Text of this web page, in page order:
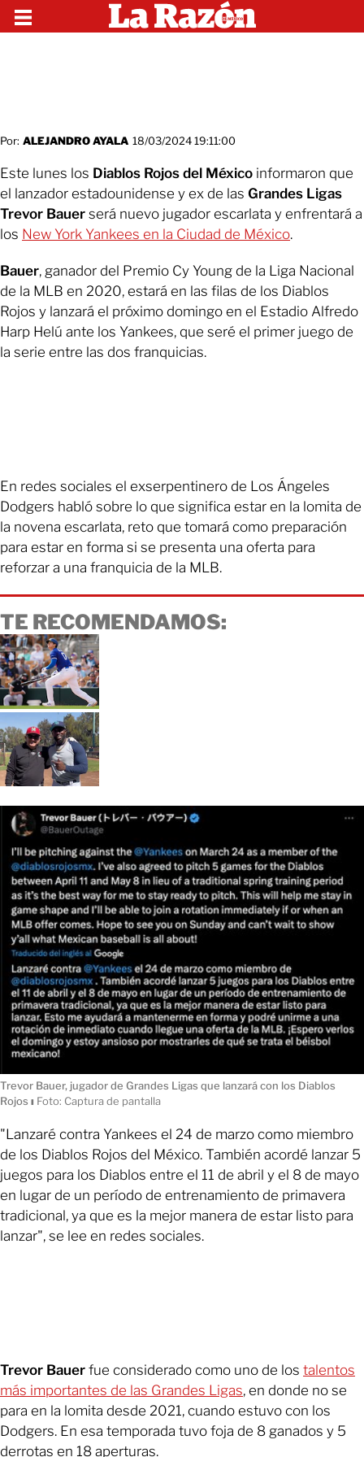
Por: ALEJANDRO AYALA 18/03/2024 19:11:00
Este lunes los Diablos Rojos del México informaron que
el lanzador estadounidense y ex de las Grandes Ligas
Trevor Bauer será nuevo jugador escarlata y enfrentará a
los New York Yankees en la Ciudad de México.
Bauer, ganador del Premio Cy Young de la Liga Nacional
de la MLB en 2020, estará en las filas de los Diablos
Rojos y lanzará el próximo domingo en el Estadio Alfredo
Harp Helú ante los Yankees, que seré el primer juego de
la serie entre las dos franquicias.
En redes sociales el exserpentinero de Los Ángeles
Dodgers habló sobre lo que significa estar en la lomita de
la novena escarlata, reto que tomará como preparación
para estar en forma si se presenta una oferta para
reforzar a una franquicia de la MLB.
TE RECOMENDAMOS:
Trevor Bauer, jugador de Grandes Ligas que lanzará con los Diablos
Rojos ı Foto: Captura de pantalla
"Lanzaré contra Yankees el 24 de marzo como miembro
de los Diablos Rojos del México. También acordé lanzar 5
juegos para los Diablos entre el 11 de abril y el 8 de mayo
en lugar de un período de entrenamiento de primavera
tradicional, ya que es la mejor manera de estar listo para
lanzar", se lee en redes sociales.
Trevor Bauer fue considerado como uno de los talentos
más importantes de las Grandes Ligas, en donde no se
para en la lomita desde 2021, cuando estuvo con los
Dodgers. En esa temporada tuvo foja de 8 ganados y 5
derrotas en 18 aperturas.